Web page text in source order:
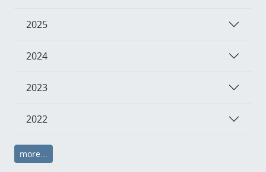
2025
2024
2023
2022
more...